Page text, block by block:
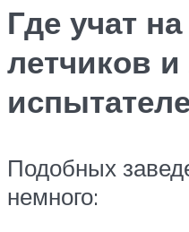
Где учат
летчиков
Подобных
немного: